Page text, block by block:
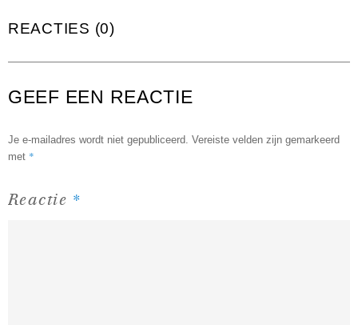
REACTIES (0)
GEEF EEN REACTIE
Je e-mailadres wordt niet gepubliceerd. Vereiste velden zijn gemarkeerd
met *
Reactie *